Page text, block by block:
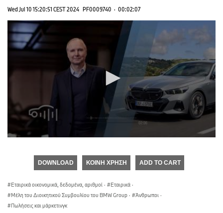
Wed Jul 10 15:20:51 CEST 2024 PF0009740 · 00:02:07
seconds
DOWNLOAD ΚΟΙΝΉ ΧΡΉΣΗ ADD TO CART
Εταιρικά οικονομικά, δεδομένα, αριθμοί · Εταιρικά ·
Μέλη του Διοικητικού Συμβουλίου του BMW Group · Άνθρωποι ·
Πωλήσεις και μάρκετινγκ